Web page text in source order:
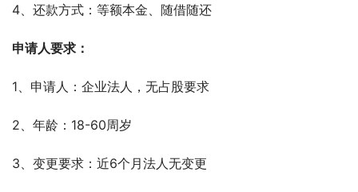
4、还款方式：等额本金、随借随还
申请人要求：
1、申请人：企业法人，无占股要求
2、年龄：18-60周岁
3、变更要求：近6个月法人无变更